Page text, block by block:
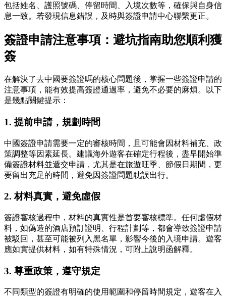
包括姓名、護照號碼、停留時間、入境次數等，確保與自身信
息一致。若發現信息錯誤，及時與簽證申請中心聯繫更正。
簽證申請注意事項：避坑指南助您順利獲
簽
在解決了去中國要簽證嗎的核心問題後，掌握一些簽證申請的
注意事項，能有效提高簽證通過率，避免不必要的麻煩。以下
是幾點關鍵提示：
1. 提前申請，規劃時間
中國簽證申請需要一定的審核時間，且可能會因材料補充、政
策調整等因素延長。建議海外遊客在確定行程後，盡早開始準
備簽證材料並遞交申請，尤其是在旅遊旺季、節假日期間，更
要留出充足的時間，避免因簽證問題耽誤出行。
2. 材料真實，避免虛假
簽證審核過程中，材料的真實性是首要審核標準。任何虛假材
料，如偽造的酒店預訂證明、行程計劃等，都會導致簽證申請
被駁回，甚至可能被列入黑名單，影響今後的入境申請。遊客
應如實提供材料，如有特殊情況，可附上說明函解釋。
3. 尊重政策，遵守規定
不同類型的簽證有明確的使用範圍和停留時間規定，遊客在入